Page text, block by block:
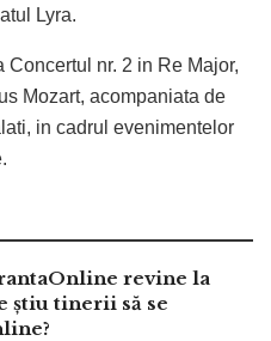
Lyra.
Concertul nr. 2 in Re Major,
Mozart, acompaniata de
in cadrul evenimentelor
revine la
știu tinerii să se